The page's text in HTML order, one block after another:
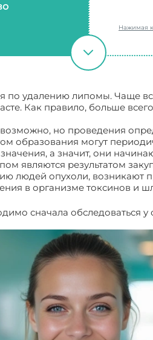
Нажимая
удалению липомы. Чаще
Как правило, больше
но проведения
образования могут
а значит, они
являются результатом
людей опухоли, возникают
в организме токсинов и
сначала обследоваться